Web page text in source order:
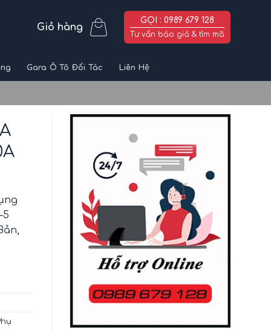
Giỏ hàng
GỌI : 0989 679 128
Tư vấn báo giá & tìm mã
Gara Ô Tô Đối Tác Liên Hệ
5